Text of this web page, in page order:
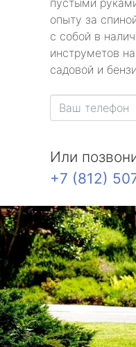
пустыми
опыту за
с собой в
инструметов
садовой и
Или
+7 (812)